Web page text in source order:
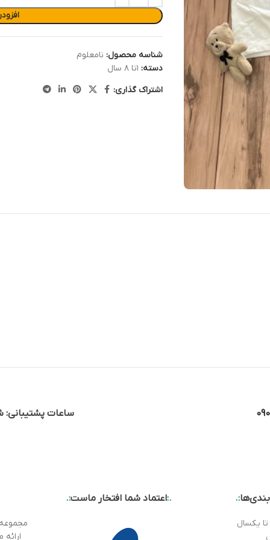
شناسه محصول: نامعلوم
دسته: ۱تا ۸ سال
اشتراک گذاری:
ساعات پشتیبانی:
:.
یکسال
.:اعتماد شما افتخار ماست:.